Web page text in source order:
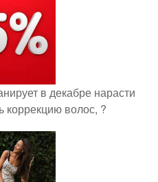
в декабре нарасти
коррекцию волос, ?